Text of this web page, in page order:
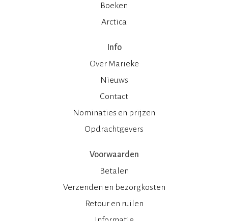
Boeken
Arctica
Info
Over Marieke
Nieuws
Contact
Nominaties en prijzen
Opdrachtgevers
Voorwaarden
Betalen
Verzenden en bezorgkosten
Retour en ruilen